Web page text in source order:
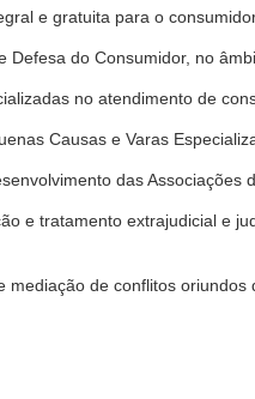
e gratuita para o
Defesa do Consumidor, no
no atendimento de
Causas e Varas
das Associações
e tratamento extrajudicial
mediação de conflitos